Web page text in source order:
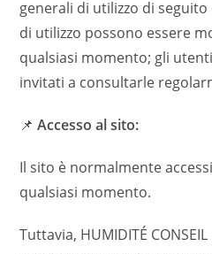
generali di utilizzo di
di utilizzo possono essere
qualsiasi momento; gli
invitati a consultarle
📌Accesso al sito:
Il sito è normalmente
qualsiasi momento.
Tuttavia, HUMIDITÉ